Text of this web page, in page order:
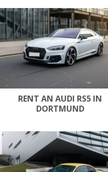
RENT AN AUDI RS5 IN
DORTMUND